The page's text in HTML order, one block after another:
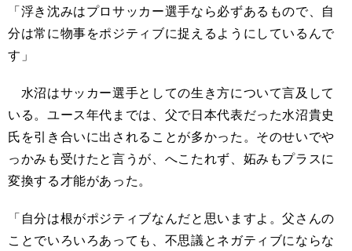
「浮き沈みはプロサッカー選手なら必ずあるもので、自
分は常に物事をポジティブに捉えるようにしているんで
す」
水沼はサッカー選手としての生き方について言及して
いる。ユース年代までは、父で日本代表だった水沼貴史
氏を引き合いに出されることが多かった。そのせいでや
っかみも受けたと言うが、へこたれず、妬みもプラスに
変換する才能があった。
「自分は根がポジティブなんだと思いますよ。父さんの
ことでいろいろあっても、不思議とネガティブにならな